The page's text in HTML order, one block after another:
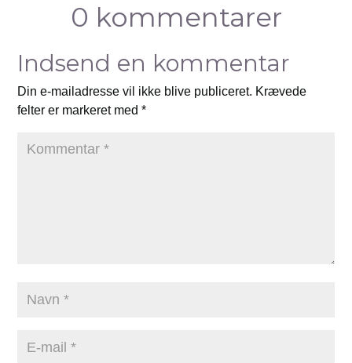
0 kommentarer
Indsend en kommentar
Din e-mailadresse vil ikke blive publiceret. Krævede
felter er markeret med*